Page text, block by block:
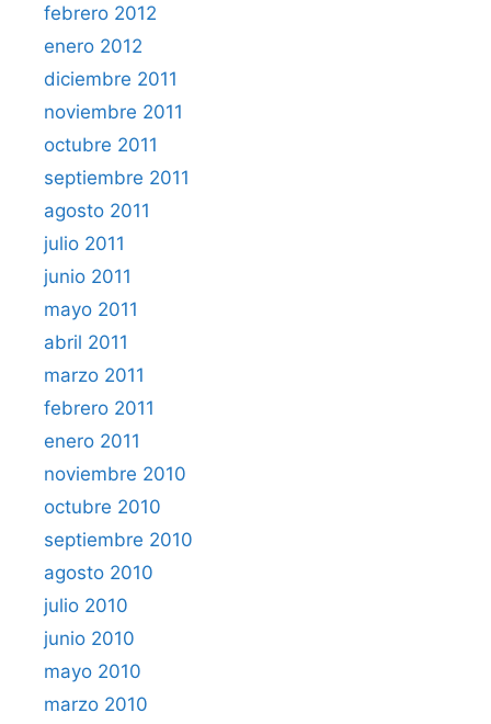
febrero 2012
enero 2012
diciembre 2011
noviembre 2011
octubre 2011
septiembre 2011
agosto 2011
julio 2011
junio 2011
mayo 2011
abril 2011
marzo 2011
febrero 2011
enero 2011
noviembre 2010
octubre 2010
septiembre 2010
agosto 2010
julio 2010
junio 2010
mayo 2010
marzo 2010